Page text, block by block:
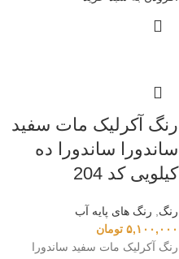
رنگ آکرلیک مات سفید
ساندورا ساندورا ده
کیلویی کد 204
رنگ
رنگ‌ های پایه آب
۵,۱۰۰,۰۰۰ تومان
رنگ آکرلیک مات سفید ساندورا